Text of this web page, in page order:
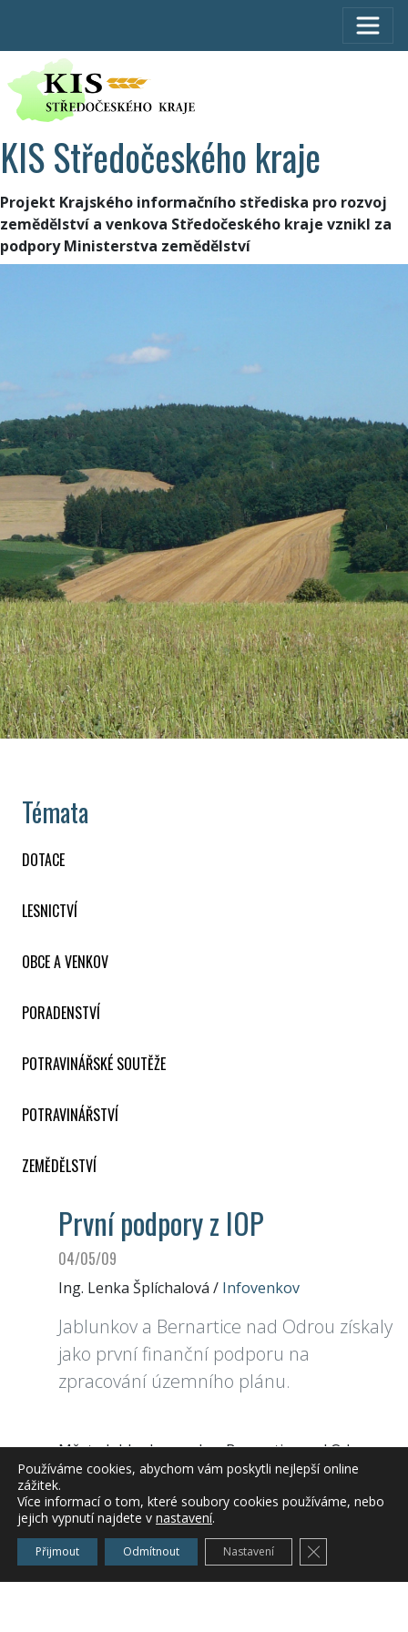
KIS Středočeského kraje
Projekt Krajského informačního střediska pro rozvoj
zemědělství a venkova Středočeského kraje vznikl za
podpory Ministerstva zemědělství
Témata
DOTACE
LESNICTVÍ
OBCE A VENKOV
PORADENSTVÍ
POTRAVINÁŘSKÉ SOUTĚŽE
POTRAVINÁŘSTVÍ
ZEMĚDĚLSTVÍ
První podpory z IOP
04/05/09
Ing. Lenka Šplíchalová / Infovenkov
Jablunkov a Bernartice nad Odrou získaly
jako první finanční podporu na
zpracování územního plánu.
Město Jablunkov a obec Bernartice nad Odrou
získaly jako první v rámci probíhající výzvy
finanční podporu na zpracování územního plánu
z Integrovaného operačního programu (IOP).
Žádosti o dotaci je stále možné podávat.
Celý článekzde
Zdroj: MMR ČR
Používáme cookies, abychom vám poskytli nejlepší online
zážitek.
Více informací o tom, které soubory cookies používáme, nebo
jejich vypnutí najdete v nastavení.
Přijmout Odmítnout Nastavení Zavřít cookie